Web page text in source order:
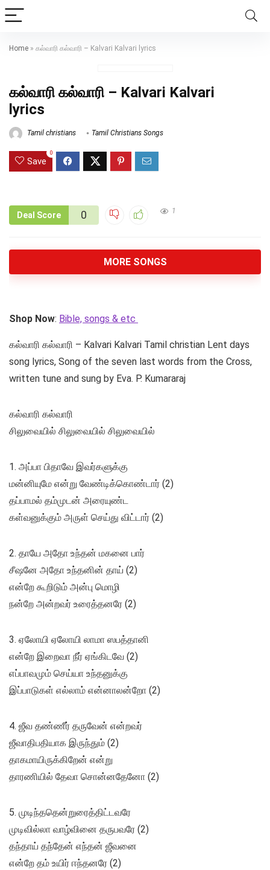
Home » கல்வாரி கல்வாரி – Kalvari Kalvari lyrics
கல்வாரி கல்வாரி – Kalvari Kalvari
lyrics
Tamil christians Tamil Christians Songs
Save
0
Deal Score 0 1
MORE SONGS
Shop Now: Bible, songs & etc
கல்வாரி கல்வாரி – Kalvari Kalvari Tamil christian Lent days
song lyrics, Song of the seven last words from the Cross,
written tune and sung by Eva. P. Kumararaj
கல்வாரி கல்வாரி
சிலுவையில் சிலுவையில் சிலுவையில்
1. அப்பா பிதாவே இவர்களுக்கு
மன்னியுமே என்று வேண்டிக்கொண்டார் (2)
தப்பாமல் தம்முடன் அரையுண்ட
கள்வனுக்கும் அருள் செய்து விட்டார் (2)
2. தாயே அதோ உந்தன் மகனை பார்
சீஷனே அதோ உந்தனின் தாய் (2)
என்றே கூறிடும் அன்பு மொழி
நன்றே அன்றவர் உரைத்தனரே (2)
3. ஏலோயி ஏலோயி லாமா ஸபத்தானி
என்றே இறைவா நீர் ஏங்கிடவே (2)
எப்பாவமும் செய்யா உந்தனுக்கு
இப்பாடுகள் எல்லாம் என்னாலன்றோ (2)
4. ஜீவ தண்ணீர் தருவேன் என்றவர்
ஜீவாதிபதியாக இருந்தும் (2)
தாகமாயிருக்கிறேன் என்று
தாரணியில் தேவா சொன்னதேனோ (2)
5. முடிந்ததென்றுரைத்திட்டவரே
முடிவில்லா வாழ்வினை தருபவரே (2)
தந்தாய் தந்தேன் எந்தன் ஜீவனை
என்றே தம் உயிர் ஈந்தனரே (2)